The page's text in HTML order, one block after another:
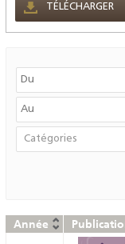
TÉLÉCHARGER
Année